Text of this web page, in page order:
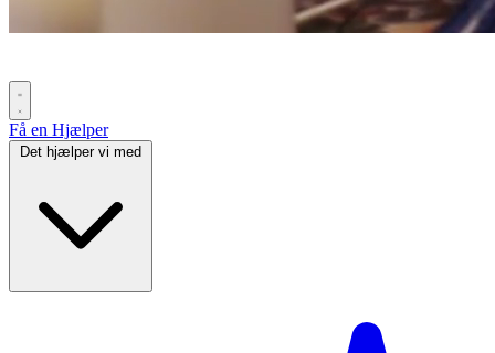
Få en Hjælper
Det hjælper vi med